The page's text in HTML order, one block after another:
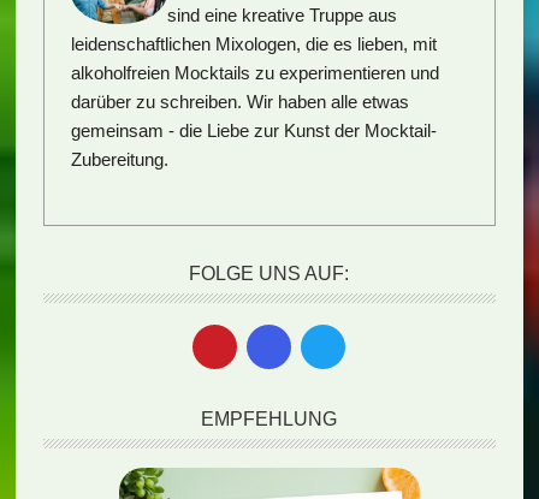
sind eine kreative Truppe aus
leidenschaftlichen Mixologen, die es lieben, mit
alkoholfreien Mocktails zu experimentieren und
darüber zu schreiben. Wir haben alle etwas
gemeinsam - die Liebe zur Kunst der Mocktail-
Zubereitung.
FOLGE UNS AUF:
EMPFEHLUNG